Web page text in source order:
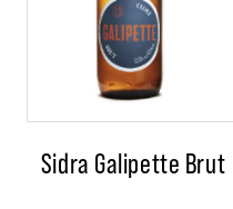
Sidra Galipette Brut